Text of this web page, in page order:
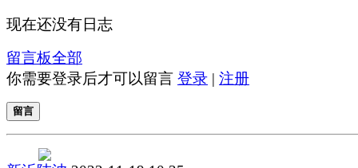
现在还没有日志
留言板全部
你需要登录后才可以留言 登录 | 注册
留言